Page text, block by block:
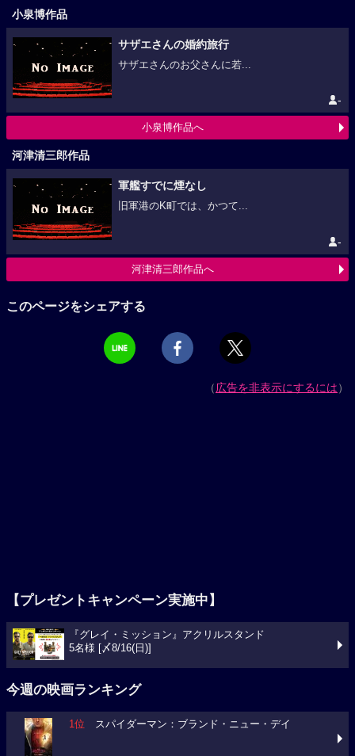
小泉博作品
サザエさんの婚約旅行
サザエさんのお父さんに若...
-
小泉博作品へ
河津清三郎作品
軍艦すでに煙なし
旧軍港のK町では、かつて...
-
河津清三郎作品へ
このページをシェアする
（広告を非表示にするには）
【プレゼントキャンペーン実施中】
『グレイ・ミッション』アクリルスタンド
5名様 [〆8/16(日)]
今週の映画ランキング
1位 スパイダーマン：ブランド・ニュー・デイ